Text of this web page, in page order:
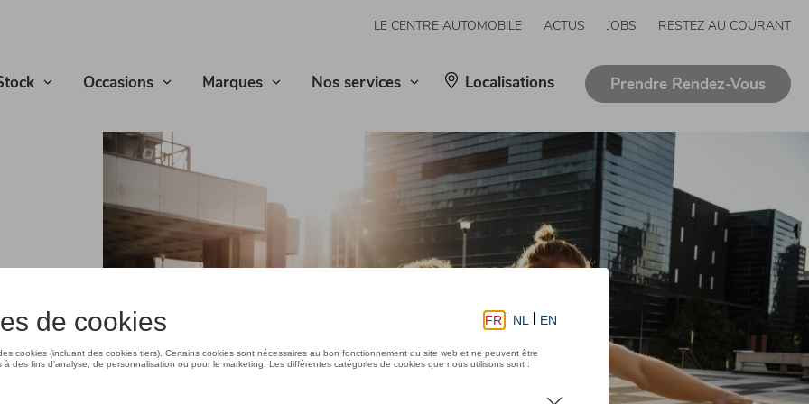
LE CENTRE AUTOMOBILE ACTUS JOBS RESTEZ AU COURANT
Occasions Marques Nos services Localisations Prendre Rendez-Vous